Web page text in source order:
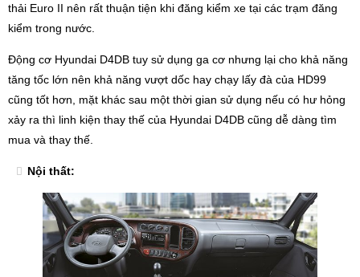
thải Euro II nên rất thuận tiện khi đăng kiểm xe tại các trạm đăng
kiểm trong nước.
Động cơ Hyundai D4DB tuy sử dụng ga cơ nhưng lại cho khả năng
tăng tốc lớn nên khả năng vượt dốc hay chạy lấy đà của HD99
cũng tốt hơn, mặt khác sau một thời gian sử dụng nếu có hư hỏng
xảy ra thì linh kiện thay thế của Hyundai D4DB cũng dễ dàng tìm
mua và thay thế.
Nội thất: